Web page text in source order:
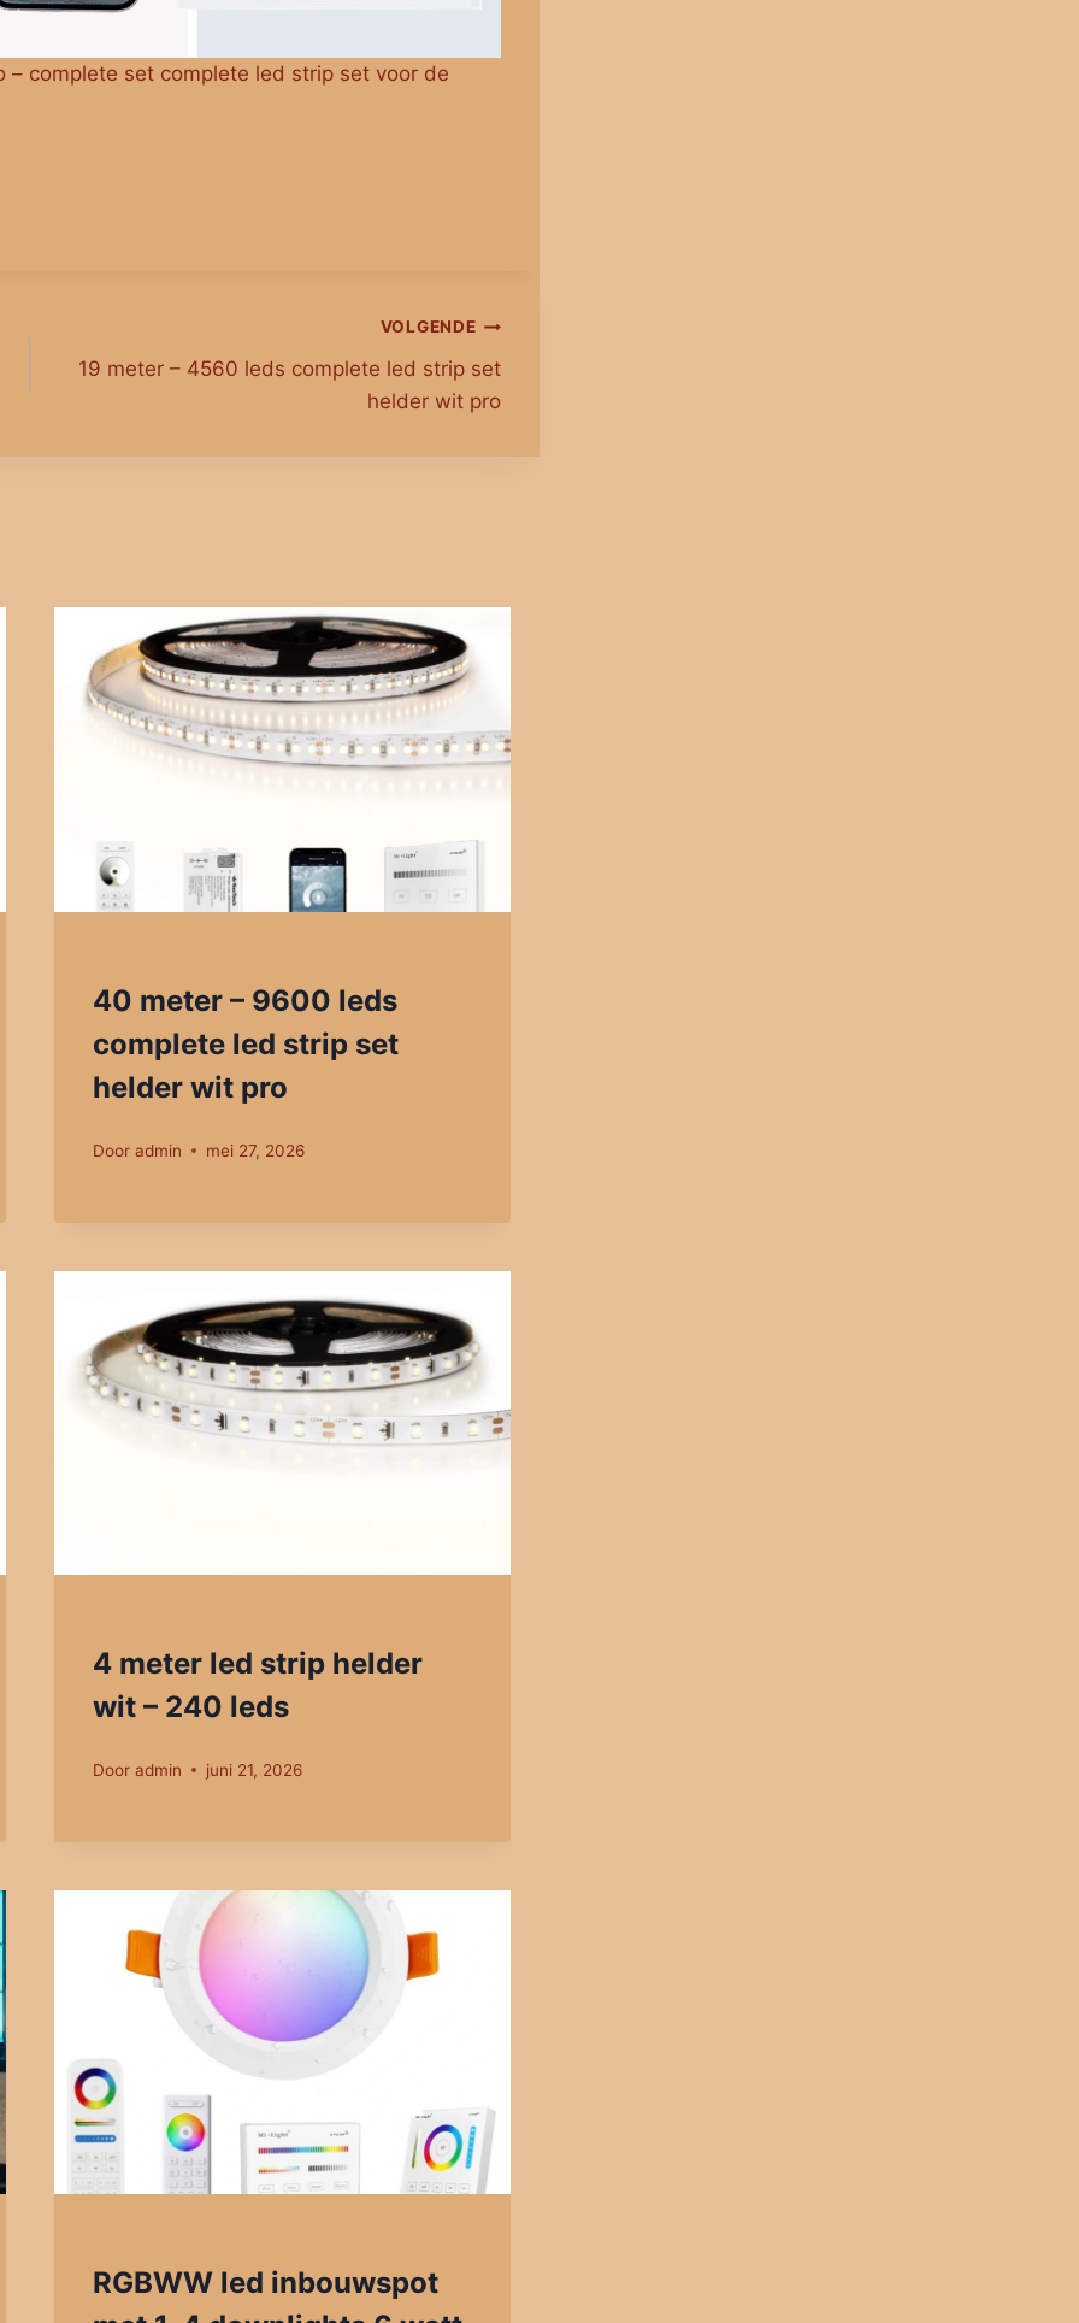
complete set complete led strip set voor de
VOLGENDE
19 meter – 4560 leds complete led strip set
helder wit pro
40 meter – 9600 leds
complete led strip set
helder wit pro
Door admin mei 27, 2026
4 meter led strip helder
wit – 240 leds
Door admin juni 21, 2026
RGBWW led inbouwspot